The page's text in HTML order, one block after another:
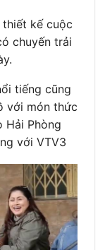
thiết kế cuộc
chuyến trải
tiếng cũng
với món thức
Hải Phòng
với VTV3